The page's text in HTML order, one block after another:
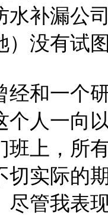
水补漏公
）没有试
和一个研
个人一向
班上，所
切实际的
尽管我表